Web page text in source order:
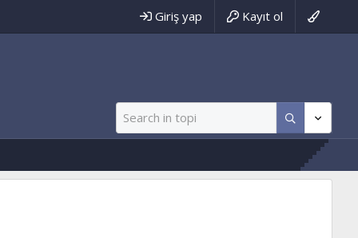
Giriş yap Kayıt ol